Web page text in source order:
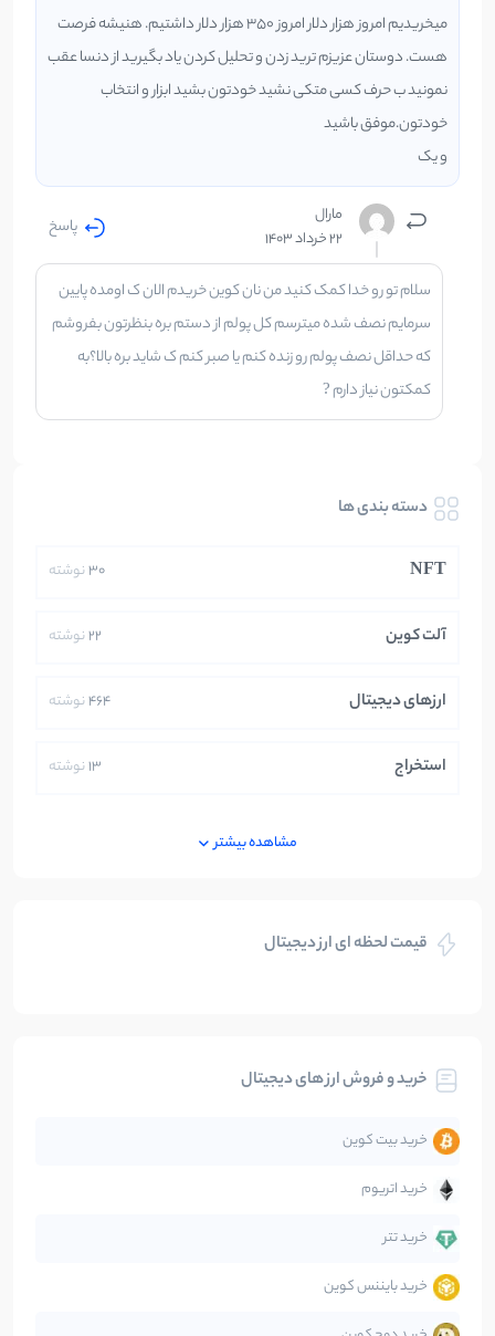
میخریدیم امروز هزار دلار امروز ۳۵۰ هزار دلار داشتیم. هنیشه فرصت
هست. دوستان عزیزم ترید زدن و تحلیل کردن یاد بگیرید از دنسا عقب
نمونید ب حرف کسی متکی نشید خودتون بشید ابزار و انتخاب
خودتون.موفق باشید
و یک
مارال
22 خرداد 1403
پاسخ
سلام تو رو خدا کمک کنید من نان کوین خریدم الان ک اومده پایین
سرمایم نصف شده میترسم کل پولم از دستم بره بنظرتون بفروشم
که حداقل نصف پولم رو زنده کنم یا صبر کنم ک شاید بره بالا؟به
کمکتون نیاز دارم ?
دسته بندی ها
NFT
30نوشته
آلت کوین 22نوشته
ارزهای دیجیتال 464نوشته
استخراج 13نوشته
بلاکچین
تحلیل
جهان
دیفای
صرافی‌ها
مشاهده بیشتر
قیمت لحظه ای ارز دیجیتال
خرید و فروش ارز های دیجیتال
خرید بیت کوین
خرید اتریوم
خرید تتر
خرید بایننس کوین